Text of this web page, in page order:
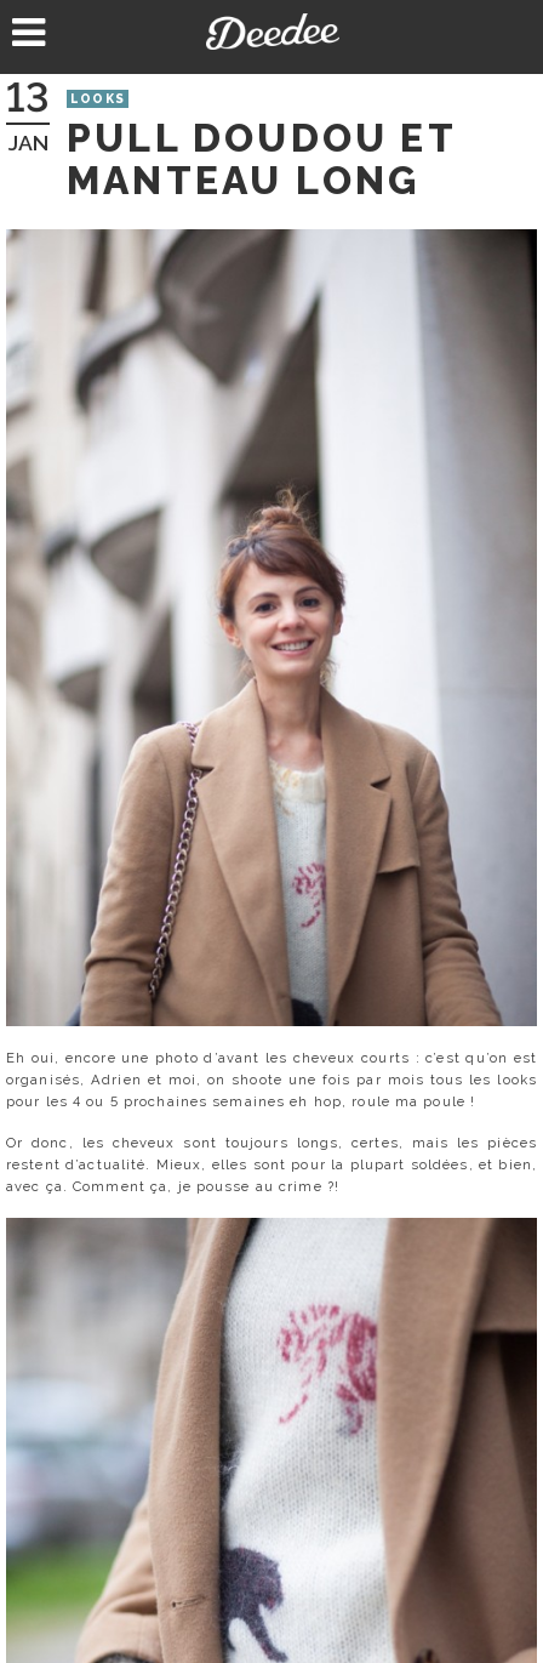
au
13
JAN
LOOKS
PULL DOUDOU ET
MANTEAU LONG
Eh oui, encore une photo d’avant les cheveux courts : c’est qu’on est
organisés, Adrien et moi, on shoote une fois par mois tous les looks
pour les 4 ou 5 prochaines semaines eh hop, roule ma poule !
Or donc, les cheveux sont toujours longs, certes, mais les pièces
restent d’actualité. Mieux, elles sont pour la plupart soldées, et bien,
avec ça. Comment ça, je pousse au crime ?!